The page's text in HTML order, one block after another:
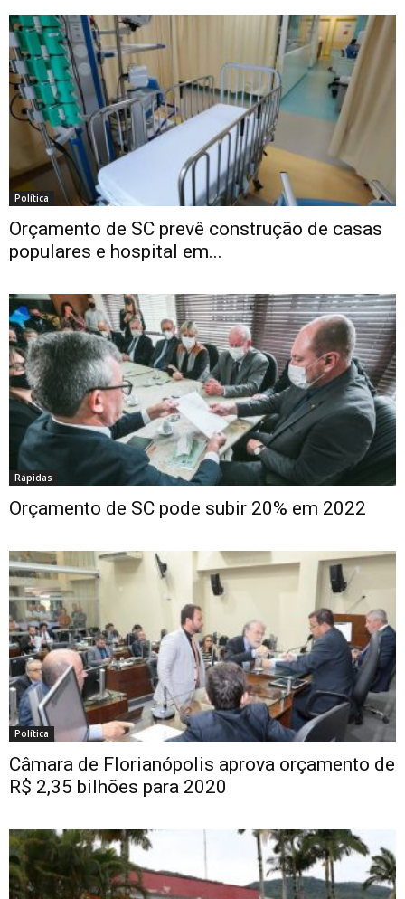
Política
Orçamento de SC prevê construção de casas
populares e hospital em...
Rápidas
Orçamento de SC pode subir 20% em 2022
Política
Câmara de Florianópolis aprova orçamento de
R$ 2,35 bilhões para 2020